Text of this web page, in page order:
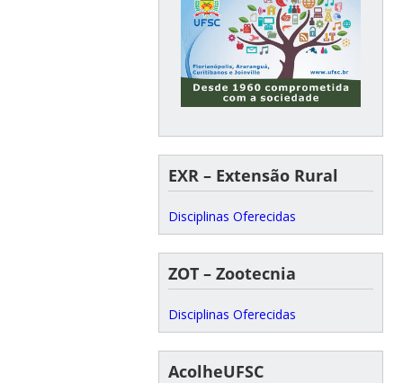
EXR – Extensão Rural
Disciplinas Oferecidas
ZOT – Zootecnia
Disciplinas Oferecidas
AcolheUFSC